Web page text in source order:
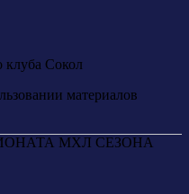
Сокол
материалов
МХЛ СЕЗОНА